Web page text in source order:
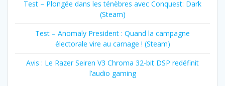
Test – Plongée dans les ténèbres avec Conquest: Dark
(Steam)
Test – Anomaly President : Quand la campagne
électorale vire au carnage ! (Steam)
Avis : Le Razer Seiren V3 Chroma 32-bit DSP redéfinit
l’audio gaming